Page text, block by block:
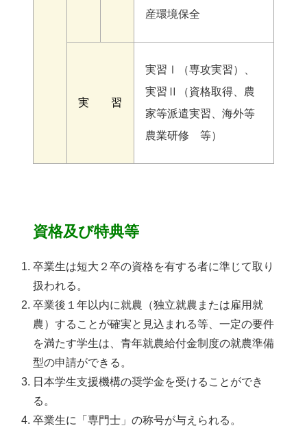
産環境保全
実 習
実習Ⅰ（専攻実習）、
実習Ⅱ（資格取得、農
家等派遣実習、海外等
農業研修 等）
資格及び特典等
卒業生は短大２卒の資格を有する者に準じて取り
扱われる。
卒業後１年以内に就農（独立就農または雇用就
農）することが確実と見込まれる等、一定の要件
を満たす学生は、青年就農給付金制度の就農準備
型の申請ができる。
日本学生支援機構の奨学金を受けることができ
る。
卒業生に「専門士」の称号が与えられる。